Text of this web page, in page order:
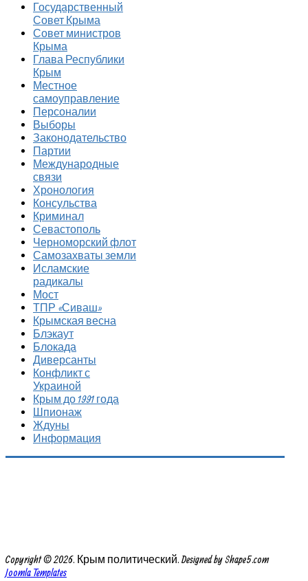
Государственный
Совет Крыма
Совет министров
Крыма
Глава Республики
Крым
Местное
самоуправление
Персоналии
Выборы
Законодательство
Партии
Международные
связи
Хронология
Консульства
Криминал
Севастополь
Черноморский флот
Самозахваты земли
Исламские
радикалы
Мост
ТПР «Сиваш»
Крымская весна
Блэкаут
Блокада
Диверсанты
Конфликт с
Украиной
Крым до 1991 года
Шпионаж
Ждуны
Информация
Copyright © 2026. Крым политический. Designed by Shape5.com
Joomla Templates